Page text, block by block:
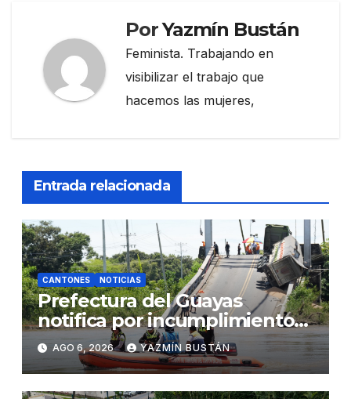
PorYazmín Bustán
Feminista. Trabajando en
visibilizar el trabajo que
hacemos las mujeres,
Entrada relacionada
CANTONES NOTICIAS
Prefectura del Guayas
notifica por incumplimiento
contractual a la Concesionaria
CONORTE y exige celeridad
en desmontaje del puente
AGO 6, 2026 YAZMÍN BUSTÁN